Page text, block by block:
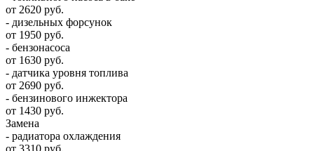
от 2620 руб.
- дизельных форсунок
от 1950 руб.
- бензонасоса
от 1630 руб.
- датчика уровня топлива
от 2690 руб.
- бензинового инжектора
от 1430 руб.
Замена
- радиатора охлаждения